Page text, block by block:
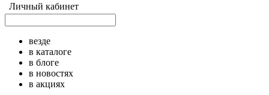
Личный кабинет
везде
в каталоге
в блоге
в новостях
в акциях